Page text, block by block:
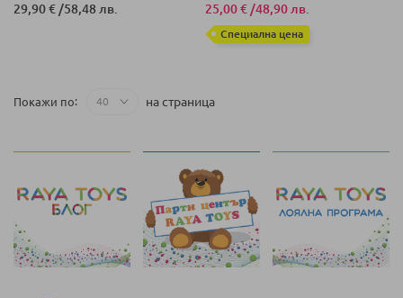
29,90 € /58,48 лв. 25,00 € /48,90 лв.
Специална цена
Покажи по на страница